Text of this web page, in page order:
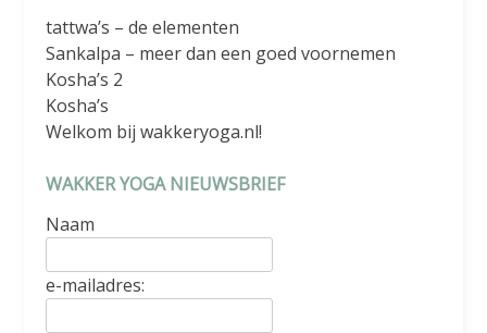
tattwa’s – de elementen
Sankalpa – meer dan een goed voornemen
Kosha’s 2
Kosha’s
Welkom bij wakkeryoga.nl!
WAKKER YOGA NIEUWSBRIEF
Naam
e-mailadres: